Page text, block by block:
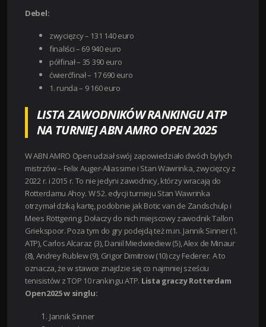
Debel:
zwycięzcy – 131 140 euro
finaliści – 69 940 euro
półfinał – 35 390 euro
ćwierćfinał – 17 690 euro
1. runda – 9 160 euro
LISTA ZAWODNIKÓW RANKINGU ATP
NA TURNIEJ ABN AMRO OPEN 2025
W ABN AMRO Open udział swój zapowiedziało dwóch byłych
mistrzów – Felix Auger-Aliassime i Stan Wawrinka, zwycięzcy z
2022 r. i 2015 r. To nie jedyni zawodnicy, którzy wracają do
Rotterdamu Ahoy. W 52. edycji turnieju Stan Wawrinka
otrzymał dziką kartę, podobnie jak Botic van de Zandschulp i
Mees Röttgering. Dołaczy do nich miejscowy zawodnik Tallon
Griekspoor. Poza tym do gry podejdą też m.in. Jannik Sinner (1.
ATP), Carlos Alcaraz (3), Daniil Miedwiediew (5), Alex de Minaur
(8), Andrey Rublew (9), Grigor Dimitrow (10) czy Federer. A to
oznacza, że w stawce znajdzie się co najmniej sześciu
tenisistów z TOP 10 rankingu ATP. Lista graczy Rotterdam
Open2025 w singlu:
Jannik Sinner